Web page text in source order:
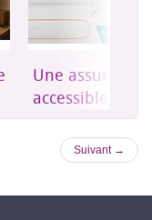
Une
accessible à
Suivant →